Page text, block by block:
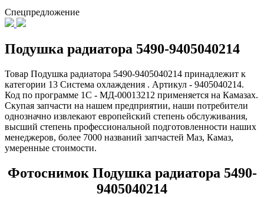
Спецпредложение
Подушка радиатора 5490-9405040214
Товар Подушка радиатора 5490-9405040214 принадлежит к
категории 13 Система охлаждения . Артикул - 9405040214.
Код по программе 1С - МД-00013212 применяется на Камазах.
Скупая запчасти на нашем предприятии, наши потребители
однозначно извлекают европейский степень обслуживания,
высший степень профессиональной подготовленности наших
менеджеров, более 7000 названий запчастей Маз, Камаз,
умеренные стоимости.
Фотоснимок Подушка радиатора 5490-
9405040214